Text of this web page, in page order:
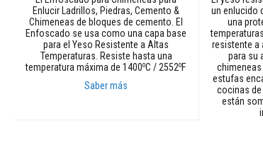
Enlucir Ladrillos, Piedras, Cemento &
Chimeneas de bloques de cemento. El
Enfoscado se usa como una capa base
para el Yeso Resistente a Altas
Temperaturas. Resiste hasta una
temperatura máxima de 1400oC / 2552oF
Saber más
un enlucido
una
resistente a
para su
estufas
cocinas de
están